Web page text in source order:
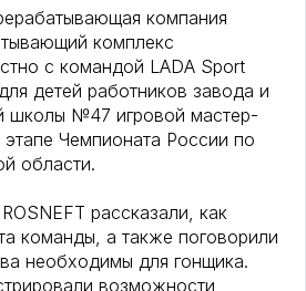
компания
комплекс
с командой LADA Sport
детей работников завода и
школы №47 игровой мастер-
этапе Чемпионата России по
области.
рассказали, как
команды, а также поговорили
необходимы для гонщика.
возможности